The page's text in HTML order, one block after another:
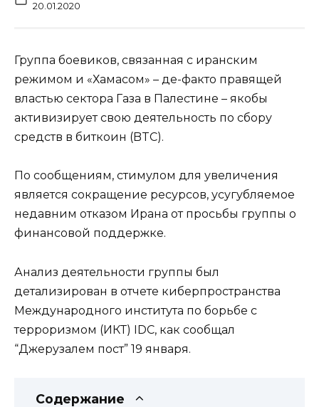
20.01.2020
Группа боевиков, связанная с иранским
режимом и «Хамасом» – де-факто правящей
властью сектора Газа в Палестине – якобы
активизирует свою деятельность по сбору
средств в биткоин (BTC).
По сообщениям, стимулом для увеличения
является сокращение ресурсов, усугубляемое
недавним отказом Ирана от просьбы группы о
финансовой поддержке.
Анализ деятельности группы был
детализирован в отчете киберпространства
Международного института по борьбе с
терроризмом (ИКТ) IDC, как сообщал
“Джерузалем пост” 19 января.
Содержание